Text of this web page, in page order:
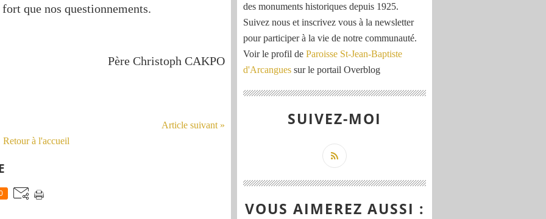
que nos questionnements.
Père Christoph CAKPO
Article suivant »
Retour à l'accueil
des monuments historiques depuis 1925.
Suivez nous et inscrivez vous à la newsletter
pour participer à la vie de notre communauté.
Voir le profil de Paroisse St-Jean-Baptiste
d'Arcangues sur le portail Overblog
SUIVEZ-MOI
VOUS AIMEREZ AUSSI :